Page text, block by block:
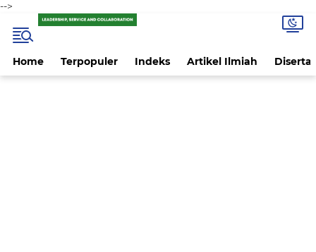
-->
Home Terpopuler Indeks Artikel Ilmiah